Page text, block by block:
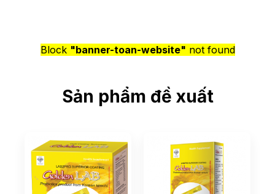
Block "banner-toan-website" not found
Sản phẩm đề xuất